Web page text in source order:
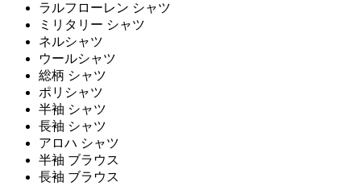
ラルフローレン シャツ
ミリタリー シャツ
ネルシャツ
ウールシャツ
総柄 シャツ
ポリシャツ
半袖 シャツ
長袖 シャツ
アロハ シャツ
半袖 ブラウス
長袖 ブラウス